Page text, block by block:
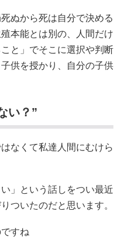
ぬから死は自分で決める
本能とは別の、人間だけ
と」でそこに選択や判断
供を授かり、自分の子供
い？”
なくて私達人間にむけら
」という話しをつい最近
ついたのだと思います。
すね